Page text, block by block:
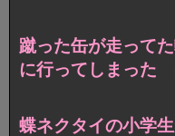
蹴った缶が走って
に行ってしまった
蝶ネクタイの小学